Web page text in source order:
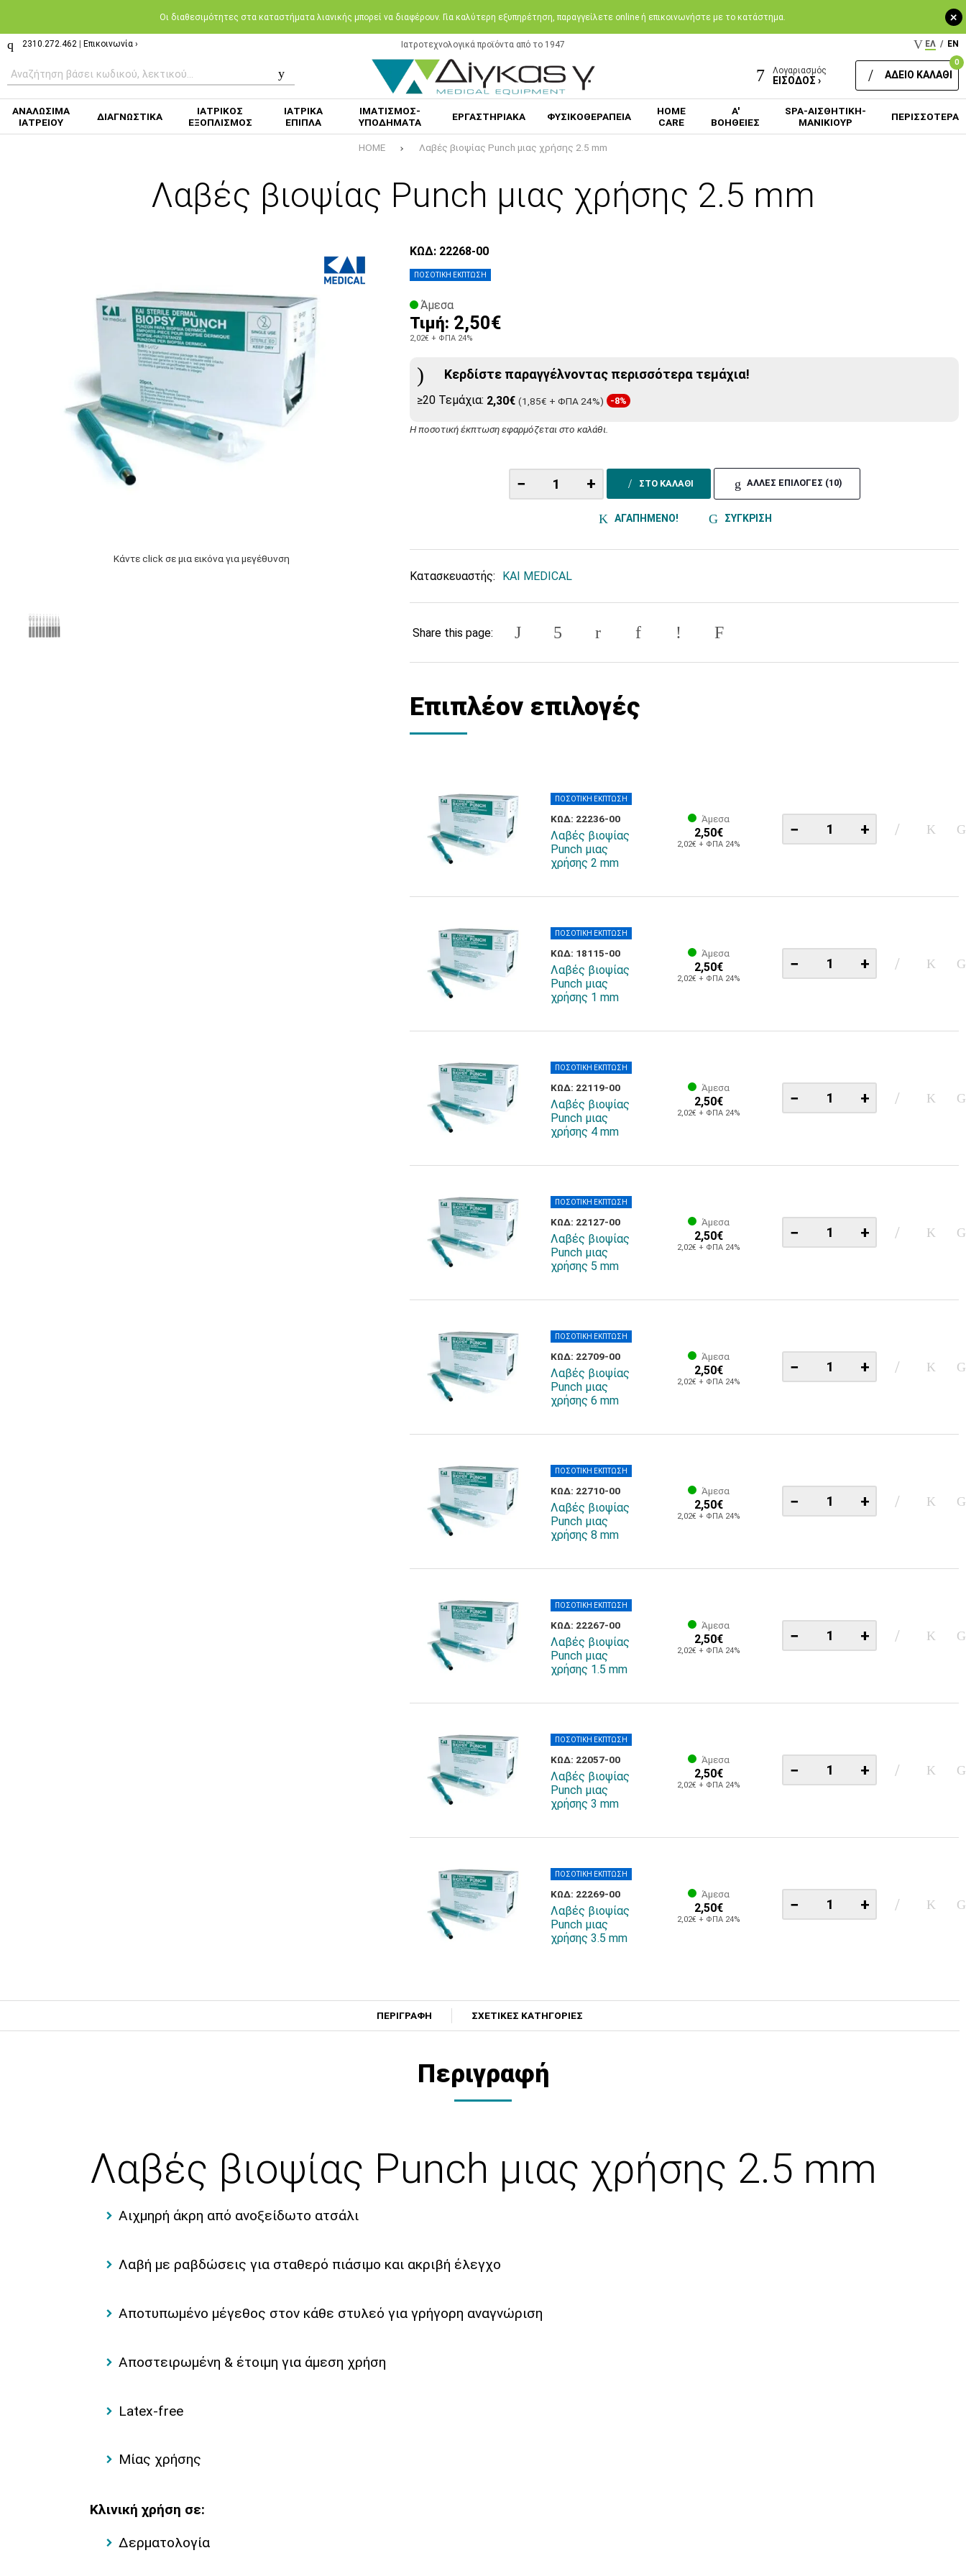
+
Oι διαθεσιμότητες στα καταστήματα λιανικής μπορεί να διαφέρουν. Για καλύτερη εξυπηρέτηση, παραγγείλετε online ή επικοινωνήστε με το κατάστημα.
2310.272.462 Επικοινωνία › Ιατροτεχνολογικά προϊόντα από το 1947 ΕΛ / EN
Λογαριασμός
ΕΙΣΟΔΟΣ ›
0
ΑΔΕΙΟ ΚΑΛΑΘΙ
ΑΝΑΛΩΣΙΜΑ
ΙΑΤΡΕΙΟΥ
ΔΙΑΓΝΩΣΤΙΚΑ
ΙΑΤΡΙΚΟΣ
ΕΞΟΠΛΙΣΜΟΣ
ΙΑΤΡΙΚΑ
ΕΠΙΠΛΑ
ΙΜΑΤΙΣΜΟΣ-
ΥΠΟΔΗΜΑΤΑ
ΕΡΓΑΣΤΗΡΙΑΚΑ ΦΥΣΙΚΟΘΕΡΑΠΕΙΑ
HOME
CARE
Α'
ΒΟΗΘΕΙΕΣ
SPA-ΑΙΣΘΗΤΙΚΗ-
ΜΑΝΙΚΙΟΥΡ
ΠΕΡΙΣΣΟΤΕΡΑ
HOME Λαβές βιοψίας Punch μιας χρήσης 2.5 mm
Λαβές βιοψίας Punch μιας χρήσης 2.5 mm
Κάντε click σε μια εικόνα για μεγέθυνση
ΠΟΣΟΤΙΚΗ ΕΚΠΤΩΣΗ
ΚΩΔ: 22268-00
Άμεσα
Τιμή: 2,50€
2,02€ + ΦΠΑ 24%
Κερδίστε παραγγέλνοντας περισσότερα τεμάχια!
≥20 Τεμάχια: 2,30€ (1,85€ + ΦΠΑ 24%) -8%
Η ποσοτική έκπτωση εφαρμόζεται στο καλάθι.
− + ΣΤΟ ΚΑΛΑΘΙ ΑΛΛΕΣ ΕΠΙΛΟΓΕΣ (10)
ΑΓΑΠΗΜΕΝΟ! ΣΥΓΚΡΙΣΗ
Κατασκευαστής: KAI MEDICAL
Share this page:
Επιπλέον επιλογές
ΠΟΣΟΤΙΚΗ ΕΚΠΤΩΣΗ
ΚΩΔ: 22236-00
Λαβές βιοψίας
Punch μιας
χρήσης 2 mm
Άμεσα
2,50€
2,02€ + ΦΠΑ 24%
− +
ΠΟΣΟΤΙΚΗ ΕΚΠΤΩΣΗ
ΚΩΔ: 18115-00
Λαβές βιοψίας
Punch μιας
χρήσης 1 mm
Άμεσα
2,50€
2,02€ + ΦΠΑ 24%
− +
ΠΟΣΟΤΙΚΗ ΕΚΠΤΩΣΗ
ΚΩΔ: 22119-00
Λαβές βιοψίας
Punch μιας
χρήσης 4 mm
Άμεσα
2,50€
2,02€ + ΦΠΑ 24%
− +
ΠΟΣΟΤΙΚΗ ΕΚΠΤΩΣΗ
ΚΩΔ: 22127-00
Λαβές βιοψίας
Punch μιας
χρήσης 5 mm
Άμεσα
2,50€
2,02€ + ΦΠΑ 24%
− +
ΠΟΣΟΤΙΚΗ ΕΚΠΤΩΣΗ
ΚΩΔ: 22709-00
Λαβές βιοψίας
Punch μιας
χρήσης 6 mm
Άμεσα
2,50€
2,02€ + ΦΠΑ 24%
− +
ΠΟΣΟΤΙΚΗ ΕΚΠΤΩΣΗ
ΚΩΔ: 22710-00
Λαβές βιοψίας
Punch μιας
χρήσης 8 mm
Άμεσα
2,50€
2,02€ + ΦΠΑ 24%
− +
ΠΟΣΟΤΙΚΗ ΕΚΠΤΩΣΗ
ΚΩΔ: 22267-00
Λαβές βιοψίας
Punch μιας
χρήσης 1.5 mm
Άμεσα
2,50€
2,02€ + ΦΠΑ 24%
− +
ΠΟΣΟΤΙΚΗ ΕΚΠΤΩΣΗ
ΚΩΔ: 22057-00
Λαβές βιοψίας
Punch μιας
χρήσης 3 mm
Άμεσα
2,50€
2,02€ + ΦΠΑ 24%
− +
ΠΟΣΟΤΙΚΗ ΕΚΠΤΩΣΗ
ΚΩΔ: 22269-00
Λαβές βιοψίας
Punch μιας
χρήσης 3.5 mm
Άμεσα
2,50€
2,02€ + ΦΠΑ 24%
− +
ΠΕΡΙΓΡΑΦΗ ΣΧΕΤΙΚΕΣ ΚΑΤΗΓΟΡΙΕΣ
Περιγραφή
Λαβές βιοψίας Punch μιας χρήσης 2.5 mm
Αιχμηρή άκρη από ανοξείδωτο ατσάλι
Λαβή με ραβδώσεις για σταθερό πιάσιμο και ακριβή έλεγχο
Αποτυπωμένο μέγεθος στον κάθε στυλεό για γρήγορη αναγνώριση
Αποστειρωμένη & έτοιμη για άμεση χρήση
Latex-free
Μίας χρήσης
Κλινική χρήση σε:
Δερματολογία